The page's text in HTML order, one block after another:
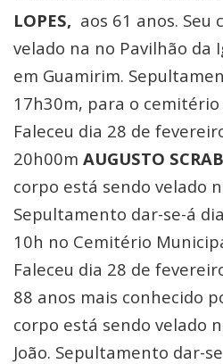
LOPES, aos 61 anos. Seu
velado na no Pavilhão da
em Guamirim.
17h30m, para o cemitério
Faleceu dia 28 de
20h00m AUGUSTO
corpo está sendo velado
Sepultamento dar-se-á
10h no Cemitério
Faleceu dia 28 de
88 anos mais conhecido
corpo está sendo velado
João. Sepultamento dar-